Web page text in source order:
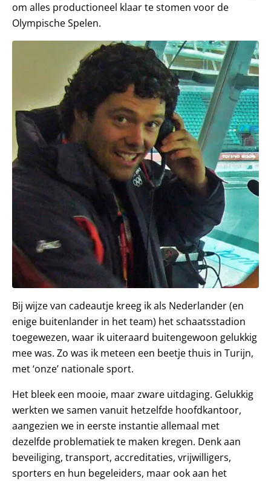
om alles productioneel klaar te stomen voor de
Olympische Spelen.
Bij wijze van cadeautje kreeg ik als Nederlander (en
enige buitenlander in het team) het schaatsstadion
toegewezen, waar ik uiteraard buitengewoon gelukkig
mee was. Zo was ik meteen een beetje thuis in Turijn,
met ‘onze’ nationale sport.
Het bleek een mooie, maar zware uitdaging. Gelukkig
werkten we samen vanuit hetzelfde hoofdkantoor,
aangezien we in eerste instantie allemaal met
dezelfde problematiek te maken kregen. Denk aan
beveiliging, transport, accreditaties, vrijwilligers,
sporters en hun begeleiders, maar ook aan het